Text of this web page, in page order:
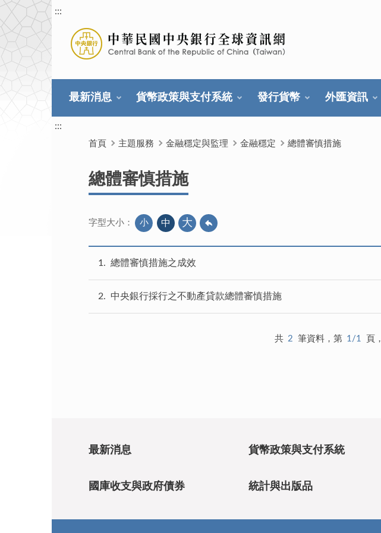
:::
最新消息 貨幣政策與支付系統 發行貨幣 外匯資訊
:::
首頁 主題服務 金融穩定與監理 金融穩定 總體審慎措施
總體審慎措施
字型大小： 小 中 大
1 總體審慎措施之成效
2 中央銀行採行之不動產貸款總體審慎措施
共 2 筆資料，第 1/1 頁，
最新消息 貨幣政策與支付系統
國庫收支與政府債券 統計與出版品